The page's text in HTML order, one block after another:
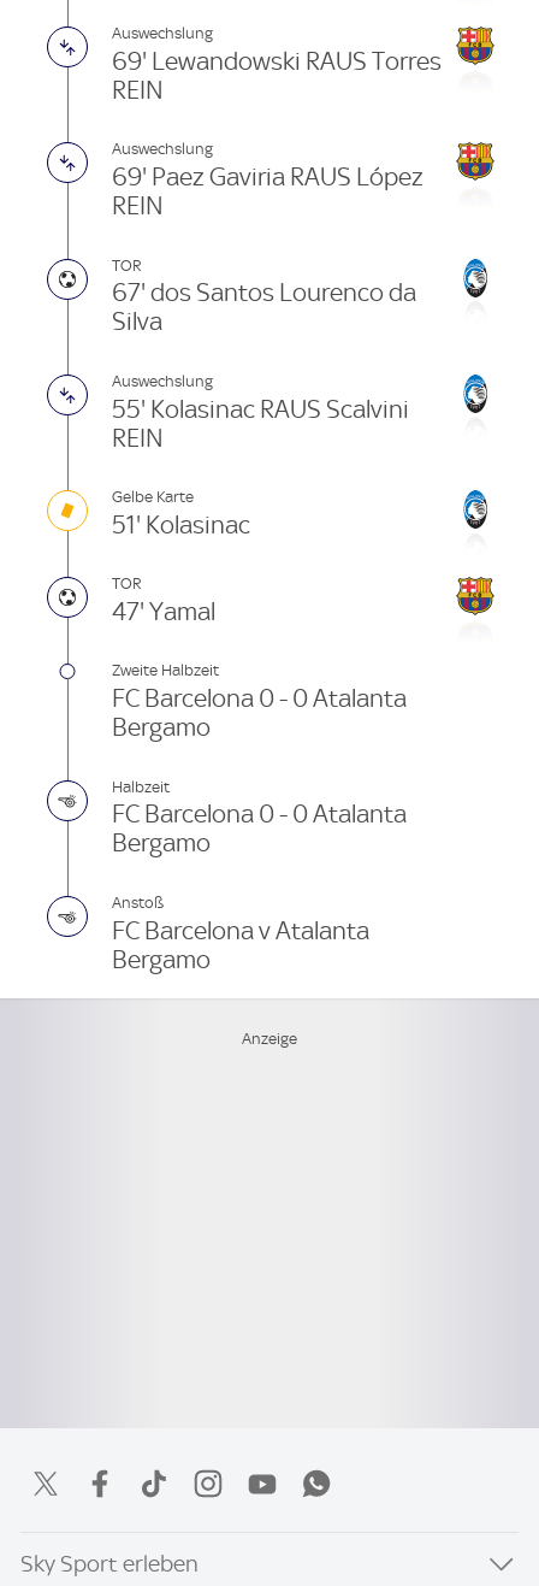
Auswechslung
69' Lewandowski RAUS Torres
REIN
Auswechslung
69' Paez Gaviria RAUS López
REIN
TOR
67' dos Santos Lourenco da
Silva
Auswechslung
55' Kolasinac RAUS Scalvini
REIN
Gelbe Karte
51' Kolasinac
TOR
47' Yamal
Zweite Halbzeit
FC Barcelona 0 - 0 Atalanta
Bergamo
Halbzeit
FC Barcelona 0 - 0 Atalanta
Bergamo
Anstoß
FC Barcelona v Atalanta
Bergamo
Sky Sport erleben